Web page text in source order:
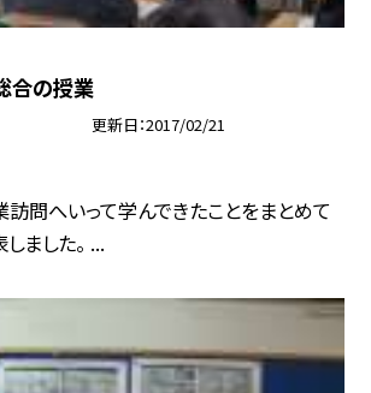
合の授業
更新日 2017/02/21
問へいって学んできたことをまとめて
ました。 ...